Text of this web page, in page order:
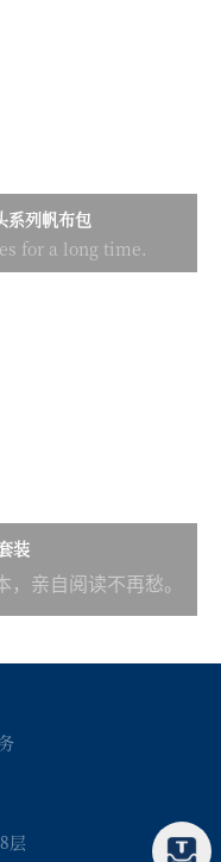
列帆布包
for a long time.
装
亲自阅读不再愁。
层